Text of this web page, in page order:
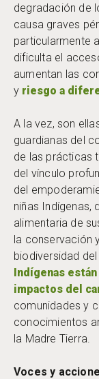
degradación de
causa graves
particularmente
dificulta el
aumentan las
y riesgo a
A la vez, son
guardianas del
de las prácticas
del vínculo
del
niñas Indígenas,
alimentaria de
la conservación
biodiversidad
Indígenas
impactos del
comunidades y
conocimientos
la Madre Tierra.
Voces y